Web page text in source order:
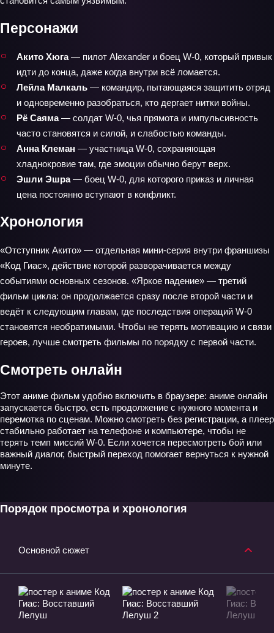
Персонажи
Акито Хюга— пилот Alexander и боец W-0, который привык
идти до конца, даже когда внутри всё ломается.
Лейла Малкаль — командир, пытающаяся защитить отряд
и одновременно разобраться, кто дергает нитки войны.
Рё Саяма— солдат W-0, чья прямота и импульсивность
часто становятся и силой, и слабостью команды.
Анна Клеман — участница W-0, сохраняющая
хладнокровие там, где эмоции обычно берут верх.
Эшли Эшра— боец W-0, для которого приказ и личная
цена постоянно вступают в конфликт.
Хронология
«Отступник Акито» — отдельная мини‑серия внутри франшизы
«Код Гиас», действие которой разворачивается между
событиями основных сезонов. «Яркое падение» — третий
фильм цикла: он продолжается сразу после второй части и
ведёт к следующим главам, где последствия операций W-0
становятся необратимыми. Чтобы не терять мотивацию и связи
героев, лучше смотреть фильмы по порядку с первой части.
Смотреть онлайн
Этот аниме фильм удобно включить в браузере: аниме онлайн
запускается быстро, есть продолжение с нужного момента и
перемотка по сценам. Можно смотреть без регистрации, а плеер
стабильно работает на телефоне и компьютере, чтобы не
терять темп миссий W-0. Если хочется пересмотреть бой или
важный диалог, быстрый переход помогает вернуться к нужной
минуте.
Порядок просмотра и хронология
Основной сюжет